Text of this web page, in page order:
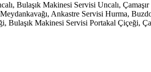
Bulaşık Makinesi Servisi Uncalı,
Ankastre Servisi Hurma,
Makinesi Servisi Portakal Çiçeği,